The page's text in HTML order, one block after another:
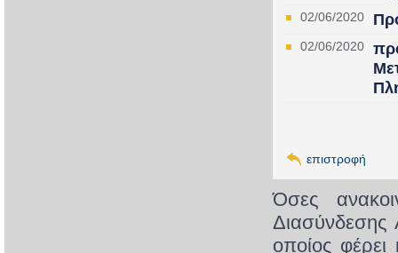
02/06/2020
02/06/2020
επιστροφή
Όσες
Διασύνδεσης
οποίος φέρει